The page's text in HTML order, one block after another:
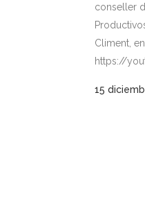
conseller
Climent,
https://
15